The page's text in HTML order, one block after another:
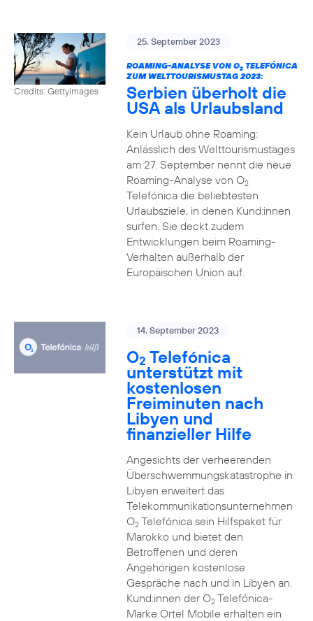
Credits: Gettyimages
25. September 2023
ROAMING-ANALYSE VON O2TELEFÓNICA
ZUM WELTTOURISMUSTAG 2023:
Serbien überholt die
USA als Urlaubsland
Kein Urlaub ohne Roaming:
Anlässlich des Welttourismustages
am 27. September nennt die neue
Roaming-Analyse von O2
Telefónica die beliebtesten
Urlaubsziele, in denen Kund:innen
surfen. Sie deckt zudem
Entwicklungen beim Roaming-
Verhalten außerhalb der
Europäischen Union auf.
14. September 2023
O2 Telefónica
unterstützt mit
kostenlosen
Freiminuten nach
Libyen und
finanzieller Hilfe
Angesichts der verheerenden
Überschwemmungskatastrophe in
Libyen erweitert das
Telekommunikationsunternehmen
O2Telefónica sein Hilfspaket für
Marokko und bietet den
Betroffenen und deren
Angehörigen kostenlose
Gespräche nach und in Libyen an.
Kund:innen der O2Telefónica-
Marke Ortel Mobile erhalten ein